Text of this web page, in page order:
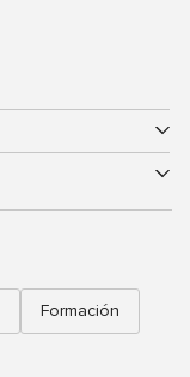
Formación